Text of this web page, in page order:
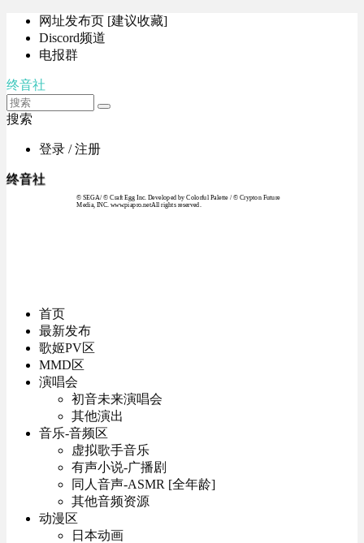
网址发布页 [建议收藏]
Discord频道
电报群
终音社
搜索
登录 / 注册
终音社
© SEGA / © Craft Egg Inc. Developed by Colorful Palette / © Crypton Future
Media, INC. www.piapro.netAll rights reserved.
首页
最新发布
歌姬PV区
MMD区
演唱会
初音未来演唱会
其他演出
音乐-音频区
虚拟歌手音乐
有声小说-广播剧
同人音声-ASMR [全年龄]
其他音频资源
动漫区
日本动画